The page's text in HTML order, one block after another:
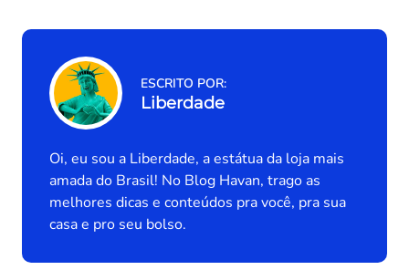
ESCRITO POR:
Liberdade
Oi, eu sou a Liberdade, a estátua da loja mais
amada do Brasil! No Blog Havan, trago as
melhores dicas e conteúdos pra você, pra sua
casa e pro seu bolso.